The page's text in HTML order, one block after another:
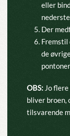
eller
Der
de
OBS: Jo
bliver broen,
tilsvarende